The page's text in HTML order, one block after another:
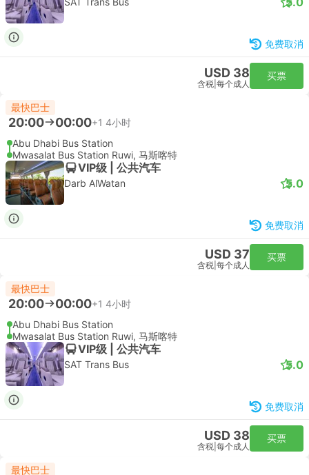
免费取消
USD 38
含税 每个成人
买票
最快巴士
20:00 00:00+1 4小时
Abu Dhabi Bus Station
Mwasalat Bus Station Ruwi, 马斯喀特
VIP级 | 公共汽车
Darb AlWatan 5.0
免费取消
USD 37
含税 每个成人
买票
最快巴士
20:00 00:00+1 4小时
Abu Dhabi Bus Station
Mwasalat Bus Station Ruwi, 马斯喀特
VIP级 | 公共汽车
SAT Trans Bus 5.0
免费取消
USD 38
含税 每个成人
买票
最快巴士